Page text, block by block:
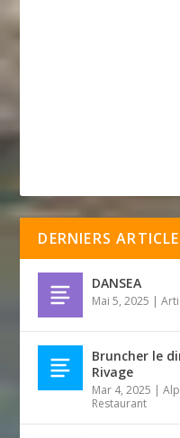
DERNIERS
DANSEA
Mai 5, 2025 |
Bruncher le
Rivage
Mar 4, 2025 |
Restaurant